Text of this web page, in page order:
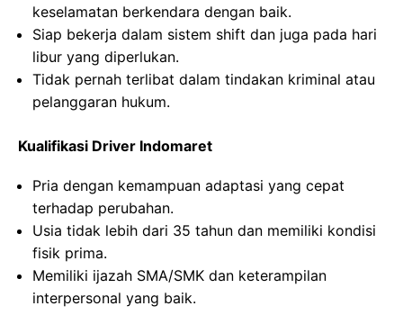
keselamatan berkendara dengan baik.
Siap bekerja dalam sistem shift dan juga pada hari
libur yang diperlukan.
Tidak pernah terlibat dalam tindakan kriminal atau
pelanggaran hukum.
Kualifikasi Driver Indomaret
Pria dengan kemampuan adaptasi yang cepat
terhadap perubahan.
Usia tidak lebih dari 35 tahun dan memiliki kondisi
fisik prima.
Memiliki ijazah SMA/SMK dan keterampilan
interpersonal yang baik.